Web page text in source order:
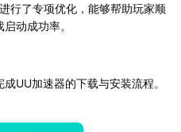
行了专项优化，能够帮助玩家顺
动成功率。
UU加速器的下载与安装流程。